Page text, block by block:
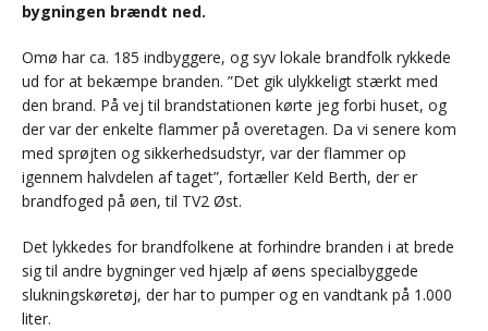
bygningen brændt ned.
Omø har ca. 185 indbyggere, og syv lokale brandfolk rykkede
ud for at bekæmpe branden. ”Det gik ulykkeligt stærkt med
den brand. På vej til brandstationen kørte jeg forbi huset, og
der var der enkelte flammer på overetagen. Da vi senere kom
med sprøjten og sikkerhedsudstyr, var der flammer op
igennem halvdelen af taget”, fortæller Keld Berth, der er
brandfoged på øen, til TV2 Øst.
Det lykkedes for brandfolkene at forhindre branden i at brede
sig til andre bygninger ved hjælp af øens specialbyggede
slukningskøretøj, der har to pumper og en vandtank på 1.000
liter.